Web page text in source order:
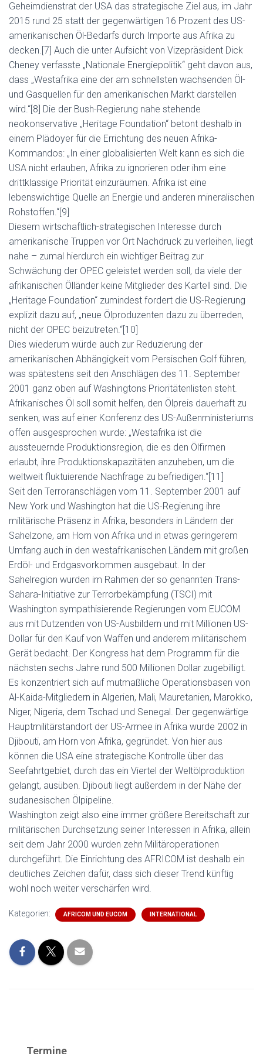
Geheimdienstrat der USA das strategische Ziel aus, im Jahr
2015 rund 25 statt der gegenwärtigen 16 Prozent des US-
amerikanischen Öl-Bedarfs durch Importe aus Afrika zu
decken.[7] Auch die unter Aufsicht von Vizepräsident Dick
Cheney verfasste „Nationale Energiepolitik“ geht davon aus,
dass „Westafrika eine der am schnellsten wachsenden Öl-
und Gasquellen für den amerikanischen Markt darstellen
wird.“[8] Die der Bush-Regierung nahe stehende
neokonservative „Heritage Foundation“ betont deshalb in
einem Plädoyer für die Errichtung des neuen Afrika-
Kommandos: „In einer globalisierten Welt kann es sich die
USA nicht erlauben, Afrika zu ignorieren oder ihm eine
drittklassige Priorität einzuräumen. Afrika ist eine
lebenswichtige Quelle an Energie und anderen mineralischen
Rohstoffen.“[9]
Diesem wirtschaftlich-strategischen Interesse durch
amerikanische Truppen vor Ort Nachdruck zu verleihen, liegt
nahe – zumal hierdurch ein wichtiger Beitrag zur
Schwächung der OPEC geleistet werden soll, da viele der
afrikanischen Ölländer keine Mitglieder des Kartell sind. Die
„Heritage Foundation“ zumindest fordert die US-Regierung
explizit dazu auf, „neue Ölproduzenten dazu zu überreden,
nicht der OPEC beizutreten.“[10]
Dies wiederum würde auch zur Reduzierung der
amerikanischen Abhängigkeit vom Persischen Golf führen,
was spätestens seit den Anschlägen des 11. September
2001 ganz oben auf Washingtons Prioritätenlisten steht.
Afrikanisches Öl soll somit helfen, den Ölpreis dauerhaft zu
senken, was auf einer Konferenz des US-Außenministeriums
offen ausgesprochen wurde: „Westafrika ist die
aussteuernde Produktionsregion, die es den Ölfirmen
erlaubt, ihre Produktionskapazitäten anzuheben, um die
weltweit fluktuierende Nachfrage zu befriedigen.“[11]
Seit den Terroranschlägen vom 11. September 2001 auf
New York und Washington hat die US-Regierung ihre
militärische Präsenz in Afrika, besonders in Ländern der
Sahelzone, am Horn von Afrika und in etwas geringerem
Umfang auch in den westafrikanischen Ländern mit großen
Erdöl- und Erdgasvorkommen ausgebaut. In der
Sahelregion wurden im Rahmen der so genannten Trans-
Sahara-Initiative zur Terrorbekämpfung (TSCI) mit
Washington sympathisierende Regierungen vom EUCOM
aus mit Dutzenden von US-Ausbildern und mit Millionen US-
Dollar für den Kauf von Waffen und anderem militärischem
Gerät bedacht. Der Kongress hat dem Programm für die
nächsten sechs Jahre rund 500 Millionen Dollar zugebilligt.
Es konzentriert sich auf mutmaßliche Operationsbasen von
Al-Kaida-Mitgliedern in Algerien, Mali, Mauretanien, Marokko,
Niger, Nigeria, dem Tschad und Senegal. Der gegenwärtige
Hauptmilitärstandort der US-Armee in Afrika wurde 2002 in
Djibouti, am Horn von Afrika, gegründet. Von hier aus
können die USA eine strategische Kontrolle über das
Seefahrtgebiet, durch das ein Viertel der Weltölproduktion
gelangt, ausüben. Djibouti liegt außerdem in der Nähe der
sudanesischen Ölpipeline.
Washington zeigt also eine immer größere Bereitschaft zur
militärischen Durchsetzung seiner Interessen in Afrika, allein
seit dem Jahr 2000 wurden zehn Militäroperationen
durchgeführt. Die Einrichtung des AFRICOM ist deshalb ein
deutliches Zeichen dafür, dass sich dieser Trend künftig
wohl noch weiter verschärfen wird.
Kategorien: AFRICOM UND EUCOM INTERNATIONAL
Termine